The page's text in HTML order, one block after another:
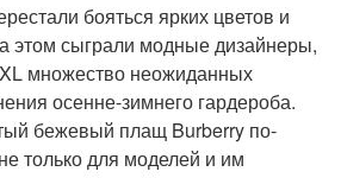
бояться ярких цветов и
этом сыграли модные дизайнеры,
множество неожиданных
осенне-зимнего гардероба.
бежевый плащ Burberry по-
только для моделей и им